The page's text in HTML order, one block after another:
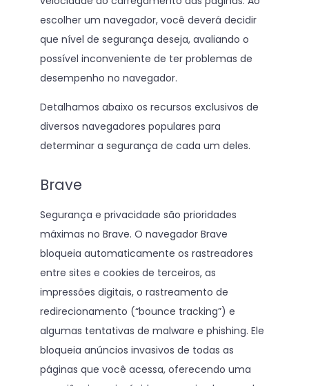
escolher um navegador, você deverá decidir
que nível de segurança deseja, avaliando o
possível inconveniente de ter problemas de
desempenho no navegador.
Detalhamos abaixo os recursos exclusivos de
diversos navegadores populares para
determinar a segurança de cada um deles.
Brave
Segurança e privacidade são prioridades
máximas no Brave. O navegador Brave
bloqueia automaticamente os rastreadores
entre sites e cookies de terceiros, as
impressões digitais, o rastreamento de
redirecionamento (“bounce tracking”) e
algumas tentativas de malware e phishing. Ele
bloqueia anúncios invasivos de todas as
páginas que você acessa, oferecendo uma